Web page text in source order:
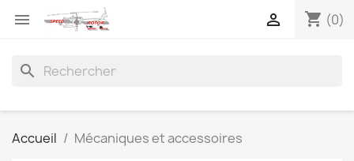
 shopping_cart (0)

search
Accueil Mécaniques et accessoires